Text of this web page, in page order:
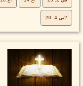
2تي 4: 20